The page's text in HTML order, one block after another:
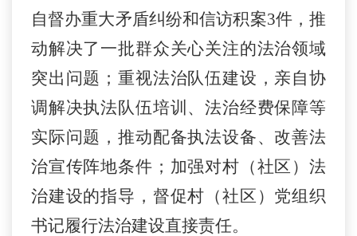
自督办重大矛盾纠纷和信访积案3件，推
动解决了一批群众关心关注的法治领域
突出问题；重视法治队伍建设 ， 亲自协
调解决执法队伍培训、法治经费保障等
实际问题，推动配备执法设备、改善法
治宣传阵地条件；加强对村（社区）法
治建设的指导，督促村（社区）党组织
书记履行法治建设直接责任。